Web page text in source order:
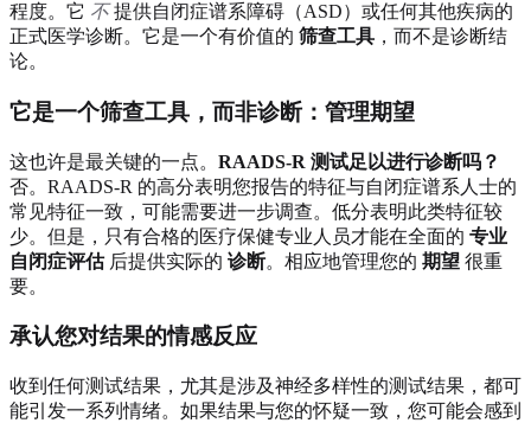
程度。它 不提供自闭症谱系障碍（ASD）或任何其他疾病的
正式医学诊断。它是一个有价值的 筛查工具 ，而不是诊断结
论。
它是一个筛查工具，而非诊断：管理期望
这也许是最关键的一点。 RAADS-R 测试足以进行诊断吗？
否。RAADS-R 的高分表明您报告的特征与自闭症谱系人士的
常见特征一致，可能需要进一步调查。低分表明此类特征较
少。但是，只有合格的医疗保健专业人员才能在全面的 专业
自闭症评估后提供实际的 诊断。相应地管理您的 期望 很重
要。
承认您对结果的情感反应
收到任何测试结果，尤其是涉及神经多样性的测试结果，都可
能引发一系列情绪。如果结果与您的怀疑一致，您可能会感到